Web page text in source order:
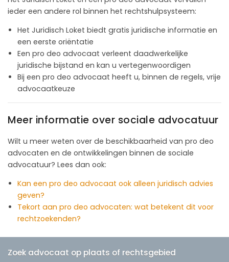
ieder een andere rol binnen het rechtshulpsysteem:
Het Juridisch Loket biedt gratis juridische informatie en
een eerste oriëntatie
Een pro deo advocaat verleent daadwerkelijke
juridische bijstand en kan u vertegenwoordigen
Bij een pro deo advocaat heeft u, binnen de regels, vrije
advocaatkeuze
Meer informatie over sociale advocatuur
Wilt u meer weten over de beschikbaarheid van pro deo
advocaten en de ontwikkelingen binnen de sociale
advocatuur? Lees dan ook:
Kan een pro deo advocaat ook alleen juridisch advies
geven?
Tekort aan pro deo advocaten: wat betekent dit voor
rechtzoekenden?
Zoek advocaat op plaats of rechtsgebied